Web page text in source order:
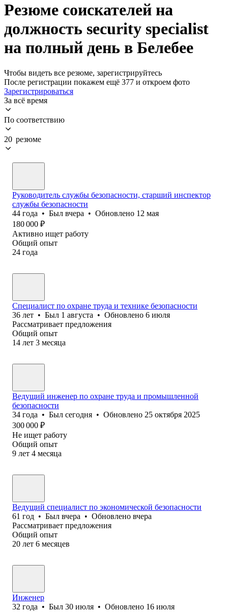
Резюме соискателей на
должность security specialist
на полный день в Белебее
Чтобы видеть все резюме, зарегистрируйтесь
После регистрации покажем ещё 377 и откроем фото
Зарегистрироваться
За всё время
По соответствию
20 резюме
Руководитель службы безопасности, старший инспектор
службы безопасности
44 года • Был вчера • Обновлено 12 мая
180 000 ₽
Активно ищет работу
Общий опыт
24 года
Специалист по охране труда и технике безопасности
36 лет • Был 1 августа • Обновлено 6 июля
Рассматривает предложения
Общий опыт
14 лет 3 месяца
Ведущий инженер по охране труда и промышленной
безопасности
34 года • Был сегодня • Обновлено 25 октября 2025
300 000 ₽
Не ищет работу
Общий опыт
9 лет 4 месяца
Ведущий специалист по экономической безопасности
61 год • Был вчера • Обновлено вчера
Рассматривает предложения
Общий опыт
20 лет 6 месяцев
Инженер
32 года • Был 30 июля • Обновлено 16 июля